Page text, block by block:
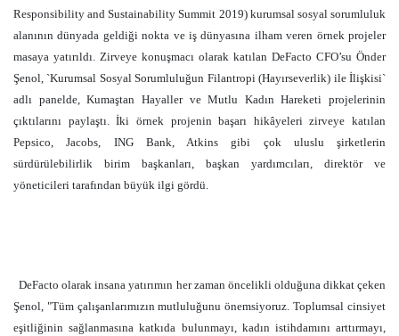
Responsibility and Sustainability Summit 2019) kurumsal sosyal sorumluluk
alanının dünyada geldiği nokta ve iş dünyasına ilham veren örnek projeler
masaya yatırıldı. Zirveye konuşmacı olarak katılan DeFacto CFO’su Önder
Şenol, `Kurumsal Sosyal Sorumluluğun Filantropi (Hayırseverlik) ile İlişkisi`
adlı panelde, Kumaştan Hayaller ve Mutlu Kadın Hareketi projelerinin
çıktılarını paylaştı. İki örnek projenin başarı hikâyeleri zirveye katılan
Pepsico, Jacobs, ING Bank, Atkins gibi çok uluslu şirketlerin
sürdürülebilirlik birim başkanları, başkan yardımcıları, direktör ve
yöneticileri tarafından büyük ilgi gördü.
DeFacto olarak insana yatırımın her zaman öncelikli olduğuna dikkat çeken
Şenol, "Tüm çalışanlarımızın mutluluğunu önemsiyoruz. Toplumsal cinsiyet
eşitliğinin sağlanmasına katkıda bulunmayı, kadın istihdamını arttırmayı,